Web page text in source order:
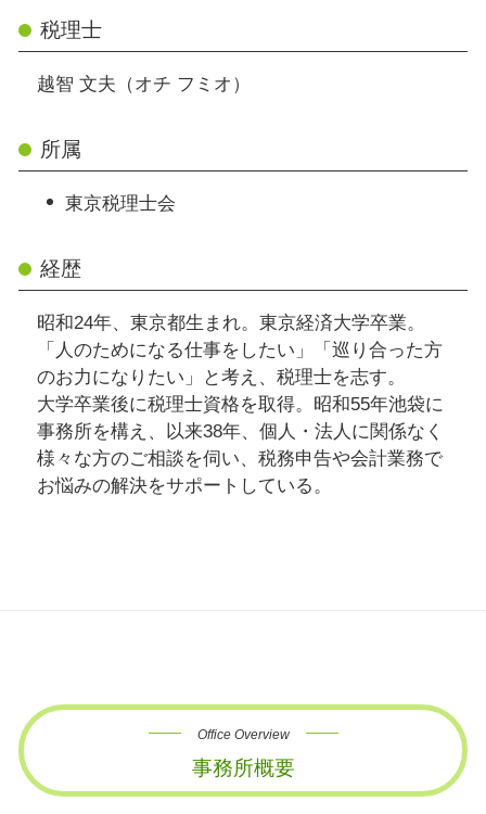
税理士
越智 文夫（オチ フミオ）
所属
東京税理士会
経歴
昭和24年、東京都生まれ。東京経済大学卒業。
「人のためになる仕事をしたい」「巡り合った方
のお力になりたい」と考え、税理士を志す。
大学卒業後に税理士資格を取得。昭和55年池袋に
事務所を構え、以来38年、個人・法人に関係なく
様々な方のご相談を伺い、税務申告や会計業務で
お悩みの解決をサポートしている。
Office Overview
事務所概要